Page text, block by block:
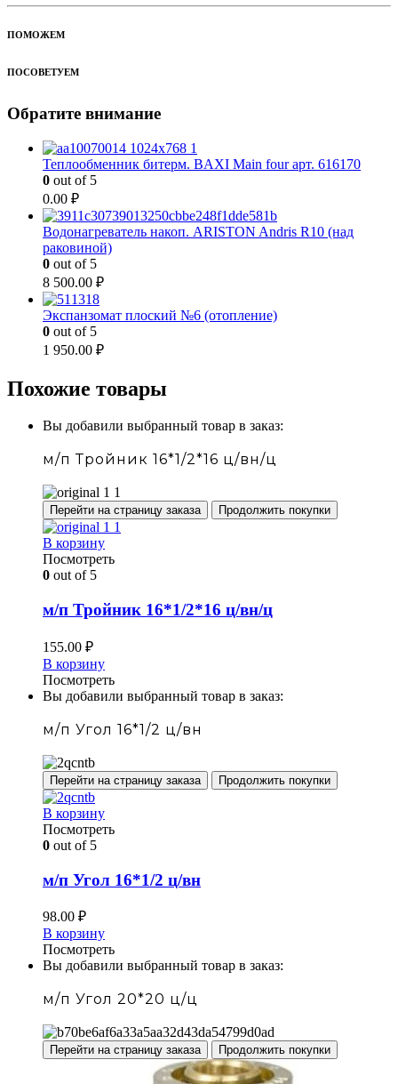
ПОМОЖЕМ
ПОСОВЕТУЕМ
Обратите внимание
Теплообменник битерм. BAXI Main four арт. 616170
0 out of 5
0.00 ₽
Водонагреватель накоп. ARISTON Andris R10 (над
раковиной)
0 out of 5
8 500.00 ₽
Экспанзомат плоский №6 (отопление)
0 out of 5
1 950.00 ₽
Похожие товары
Вы добавили выбранный товар в заказ:
м/п Тройник 16*1/2*16 ц/вн/ц
Перейти на страницу заказа Продолжить покупки
В корзину
Посмотреть
0 out of 5
м/п Тройник 16*1/2*16 ц/вн/ц
155.00 ₽
В корзину
Посмотреть
Вы добавили выбранный товар в заказ:
м/п Угол 16*1/2 ц/вн
Перейти на страницу заказа Продолжить покупки
В корзину
Посмотреть
0 out of 5
м/п Угол 16*1/2 ц/вн
98.00 ₽
В корзину
Посмотреть
Вы добавили выбранный товар в заказ:
м/п Угол 20*20 ц/ц
Перейти на страницу заказа Продолжить покупки